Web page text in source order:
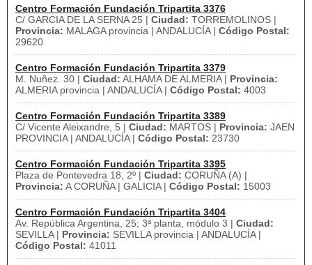
Centro Formación Fundación Tripartita 3376
C/ GARCIA DE LA SERNA 25 | Ciudad: TORREMOLINOS |
Provincia: MALAGA provincia | ANDALUCÍA | Código Postal:
29620
Centro Formación Fundación Tripartita 3379
M. Nuñez. 30 | Ciudad: ALHAMA DE ALMERIA | Provincia:
ALMERIA provincia | ANDALUCÍA | Código Postal: 4003
Centro Formación Fundación Tripartita 3389
C/ Vicente Aleixandre, 5 | Ciudad: MARTOS | Provincia: JAEN
PROVINCIA | ANDALUCÍA | Código Postal: 23730
Centro Formación Fundación Tripartita 3395
Plaza de Pontevedra 18, 2º | Ciudad: CORUÑA (A) |
Provincia: A CORUÑA | GALICIA | Código Postal: 15003
Centro Formación Fundación Tripartita 3404
Av. República Argentina, 25; 3ª planta, módulo 3 | Ciudad:
SEVILLA | Provincia: SEVILLA provincia | ANDALUCÍA |
Código Postal: 41011